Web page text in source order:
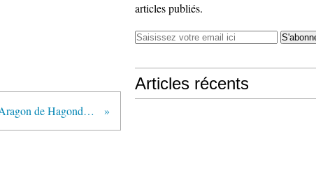
Au Centre socioculturel Louis Aragon de Hagondange
articles publiés.
Articles récents